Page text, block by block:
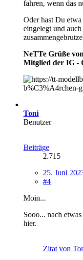
fahren, wenn das
Oder hast Du
eingelegt und
NeTTe Grüße
Mitglied der IG -
Toni
Benutzer
Beiträge
2.715
25. Juni
#4
Moin...
Sooo... nach
hier.
Zitat von